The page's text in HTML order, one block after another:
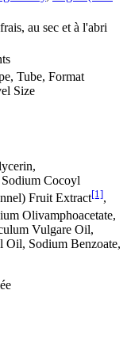
au sec et à l'abri
Tube, Format
Size
Cocoyl
Fruit Extract[1],
Olivamphoacetate,
Vulgare Oil,
Oil, Sodium Benzoate,